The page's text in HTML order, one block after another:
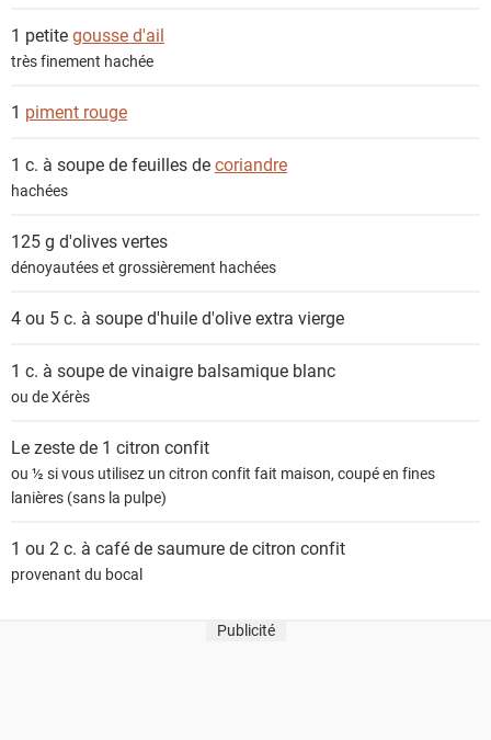
1 petitegousse d'ail
très finement hachée
1 piment rouge
1 c. à soupe de feuilles decoriandre
hachées
125 g d'olives vertes
dénoyautées et grossièrement hachées
4 ou 5 c. à souped'huile d'olive extra vierge
1 c. à soupe devinaigre balsamique blanc
ou de Xérès
Le zeste de 1 citron confit
ou ½ si vous utilisez un citron confit fait maison, coupé en fines
lanières (sans la pulpe)
1 ou 2 c. à café de saumure decitron confit
provenant du bocal
Publicité